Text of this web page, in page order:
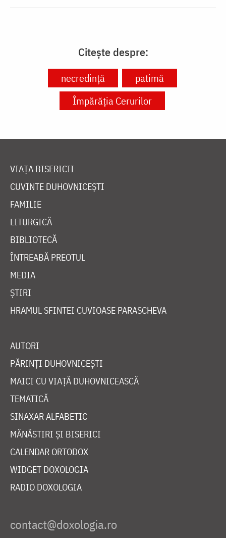
Citește despre:
necredință
patimă
Împărăția Cerurilor
VIAȚA BISERICII
CUVINTE DUHOVNICEȘTI
FAMILIE
LITURGICĂ
BIBLIOTECĂ
ÎNTREABĂ PREOTUL
MEDIA
ȘTIRI
HRAMUL SFINTEI CUVIOASE PARASCHEVA
AUTORI
PĂRINȚI DUHOVNICEȘTI
MAICI CU VIAȚĂ DUHOVNICEASCĂ
TEMATICĂ
SINAXAR ALFABETIC
MĂNĂSTIRI ȘI BISERICI
CALENDAR ORTODOX
WIDGET DOXOLOGIA
RADIO DOXOLOGIA